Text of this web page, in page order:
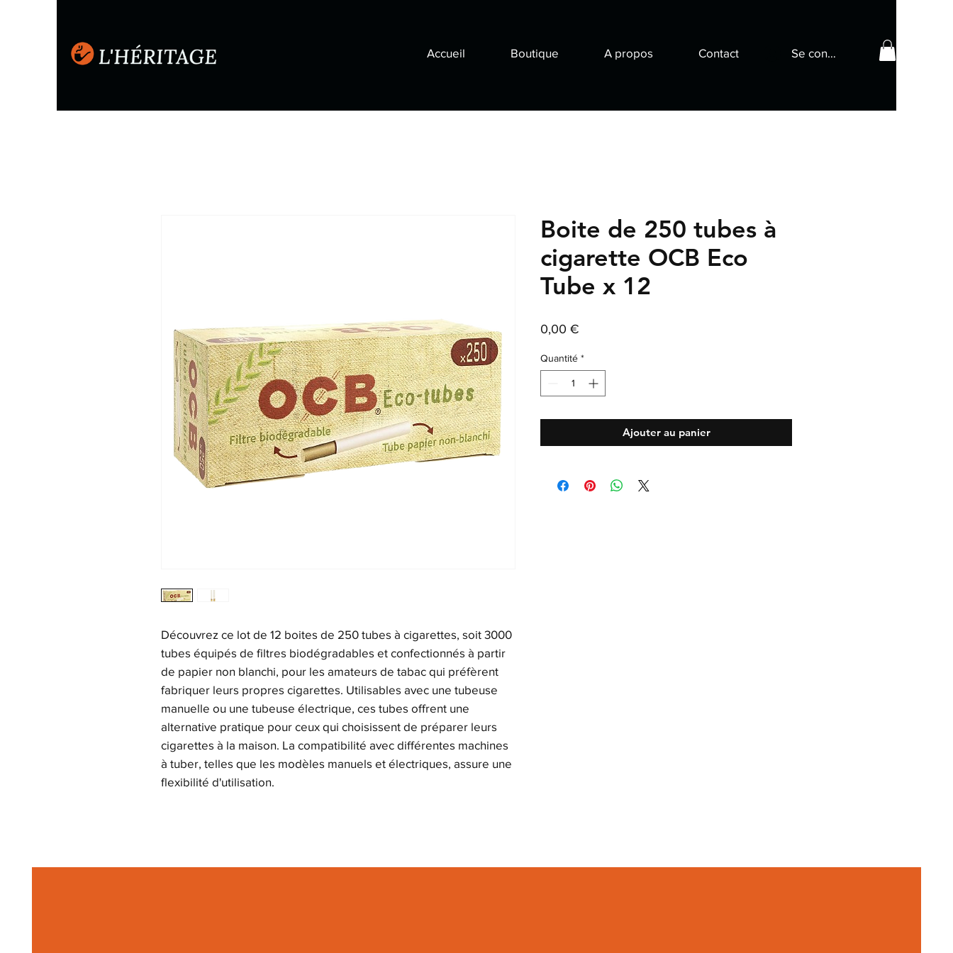
Accueil Boutique A propos Contact Se connecter
Découvrez ce lot de 12 boites de 250 tubes à cigarettes, soit 3000
tubes équipés de filtres biodégradables et confectionnés à partir
de papier non blanchi, pour les amateurs de tabac qui préfèrent
fabriquer leurs propres cigarettes. Utilisables avec une tubeuse
manuelle ou une tubeuse électrique, ces tubes offrent une
alternative pratique pour ceux qui choisissent de préparer leurs
cigarettes à la maison. La compatibilité avec différentes machines
à tuber, telles que les modèles manuels et électriques, assure une
flexibilité d'utilisation.
Boite de 250 tubes à
cigarette OCB Eco
Tube x 12
0,00 €
Quantité *
Ajouter au panier